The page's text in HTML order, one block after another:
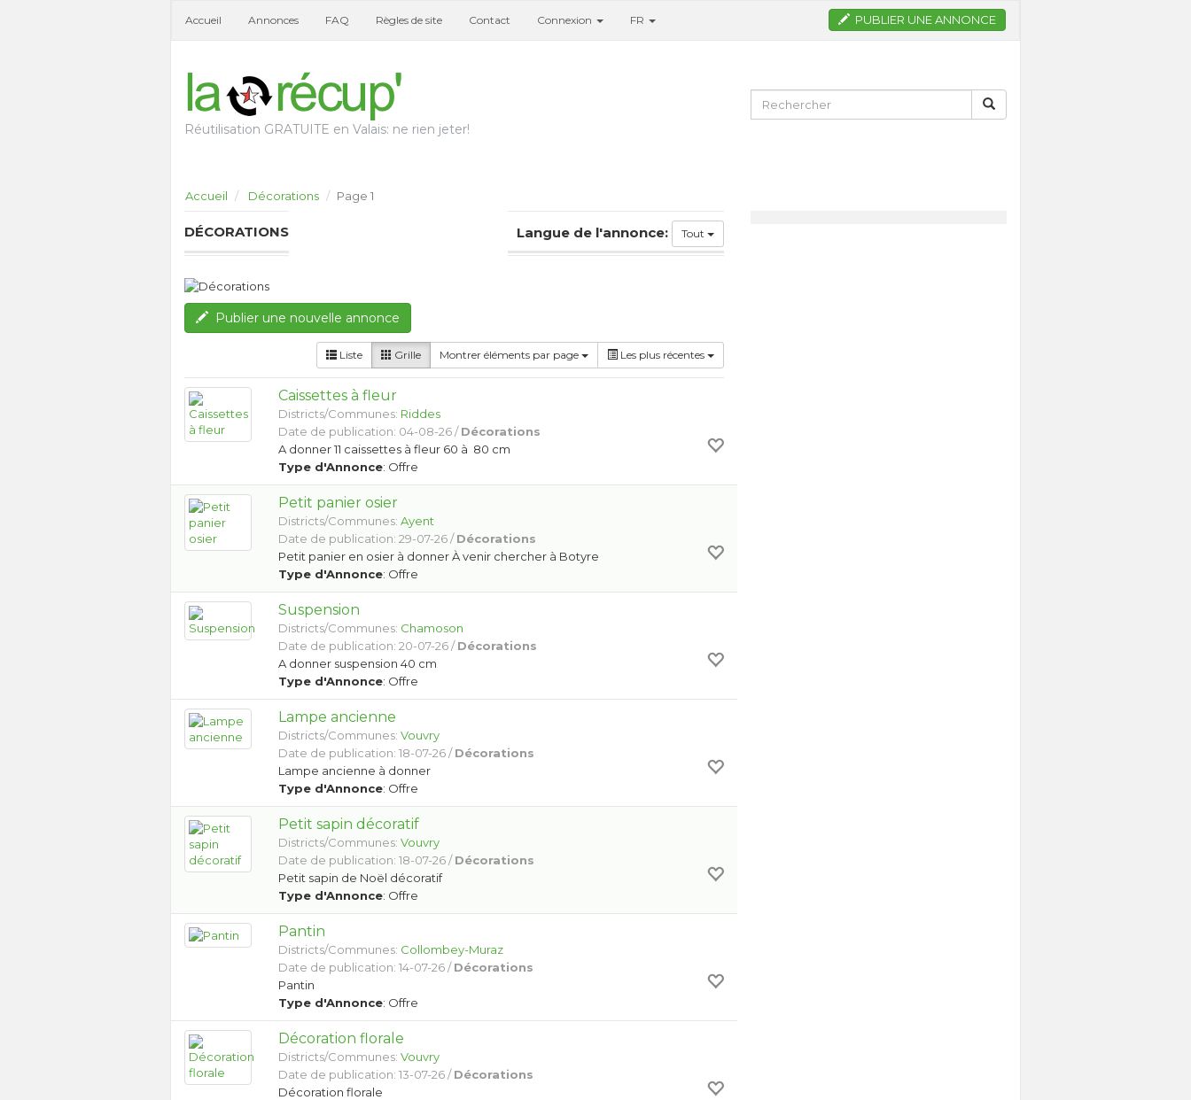
Accueil Annonces FAQ Règles de site Contact Connexion FR PUBLIER UNE ANNONCE
Réutilisation GRATUITE en Valais: ne rien jeter!
Accueil Décorations Page 1
DÉCORATIONS Langue de l'annonce: Tout
Publier une nouvelle annonce
Liste Grille Montrer éléments par page Les plus récentes
Caissettes à fleur
Districts/Communes: Riddes
Date de publication: 04-08-26 /Décorations
A donner 11 caissettes à fleur 60 à 80 cm
Type d'Annonce: Offre
Petit panier osier
Districts/Communes:Ayent
Date de publication: 29-07-26 /Décorations
Petit panier en osier à donner À venir chercher à Botyre
Type d'Annonce: Offre
Suspension
Districts/Communes: Chamoson
Date de publication: 20-07-26 /Décorations
A donner suspension 40 cm
Type d'Annonce: Offre
Lampe ancienne
Districts/Communes:Vouvry
Date de publication: 18-07-26 /Décorations
Lampe ancienne à donner
Type d'Annonce: Offre
Petit sapin décoratif
Districts/Communes:Vouvry
Date de publication: 18-07-26 /Décorations
Petit sapin de Noël décoratif
Type d'Annonce: Offre
Pantin
Districts/Communes: Collombey-Muraz
Date de publication: 14-07-26 /Décorations
Pantin
Type d'Annonce: Offre
Décoration florale
Districts/Communes:Vouvry
Date de publication: 13-07-26 /Décorations
Décoration florale